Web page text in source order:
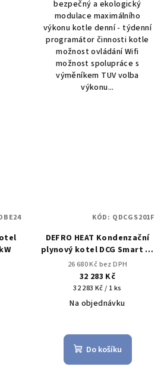
z
5
hvězdiček.
bezpečný a ekologický
modulace maximálního
výkonu kotle denní - týdenní
programátor činnosti kotle
možnost ovládání Wifi
možnost spolupráce s
výměníkem TUV volba
výkonu...
DEFRO HEAT Kondenzační
plynový kotel DCG Smart 20
1F
26 680 Kč bez DPH
32 283 Kč
Měrná
cena:
32 283 Kč / 1 ks
Na objednávku
hodnocení
produktu
Do košíku
KÓD: QDCGS201F